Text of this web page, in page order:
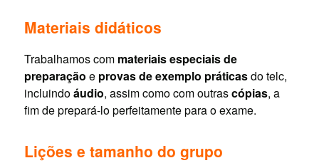
Materiais didáticos
Trabalhamos com materiais especiais de
preparação e provas de exemplo práticasdo telc,
incluindoáudio, assim como com outrascópias, a
fim de prepará-lo perfeitamente para o exame.
Lições e tamanho do grupo